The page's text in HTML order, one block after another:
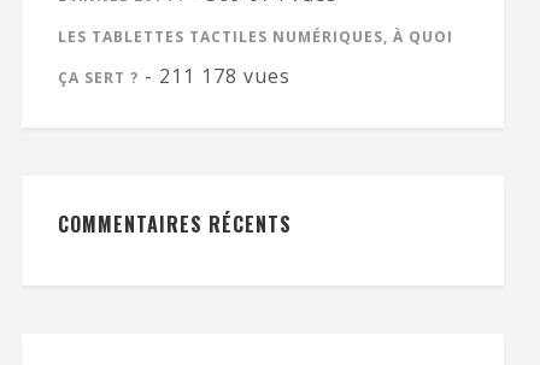
LES TABLETTES TACTILES NUMÉRIQUES, À QUOI
ÇA SERT ? - 211 178 vues
COMMENTAIRES RÉCENTS